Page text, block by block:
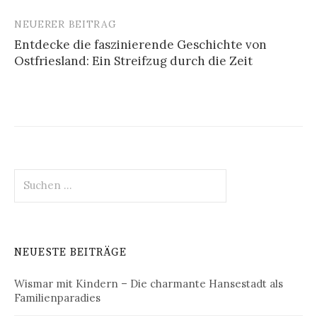
NEUERER BEITRAG
Entdecke die faszinierende Geschichte von
Ostfriesland: Ein Streifzug durch die Zeit
nach:
NEUESTE BEITRÄGE
Wismar mit Kindern – Die charmante Hansestadt als
Familienparadies